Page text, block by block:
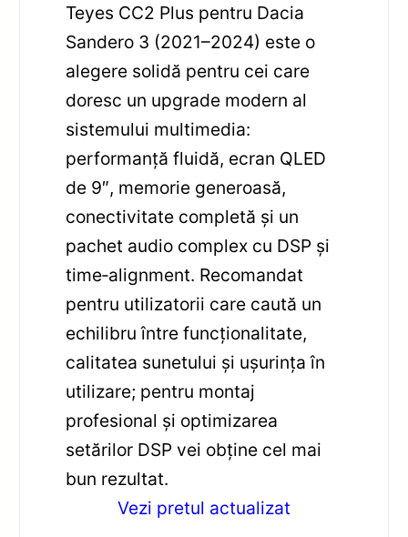
Teyes CC2 Plus pentru Dacia
Sandero 3 (2021–2024) este o
alegere solidă pentru cei care
doresc un upgrade modern al
sistemului multimedia:
performanță fluidă, ecran QLED
de 9″, memorie generoasă,
conectivitate completă și un
pachet audio complex cu DSP și
time‑alignment. Recomandat
pentru utilizatorii care caută un
echilibru între funcționalitate,
calitatea sunetului și ușurința în
utilizare; pentru montaj
profesional și optimizarea
setărilor DSP vei obține cel mai
bun rezultat.
Vezi pretul actualizat